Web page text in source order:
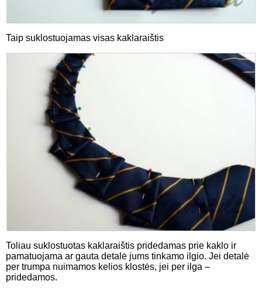
Taip suklostuojamas visas kaklaraištis
Toliau suklostuotas kaklaraištis pridedamas prie kaklo ir
pamatuojama ar gauta detalė jums tinkamo ilgio. Jei detalė
per trumpa nuimamos kelios klostės, jei per ilga –
pridedamos.